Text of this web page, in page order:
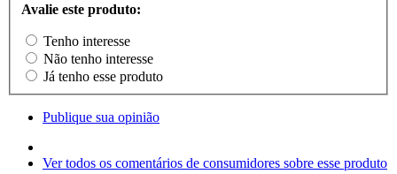
Avalie este produto:
Tenho interesse
Não tenho interesse
Já tenho esse produto
Publique sua opinião
Ver todos os comentários de consumidores sobre esse produto